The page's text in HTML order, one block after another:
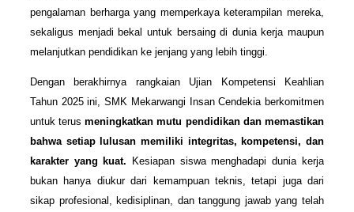
pengalaman berharga yang memperkaya keterampilan mereka,
sekaligus menjadi bekal untuk bersaing di dunia kerja maupun
melanjutkan pendidikan ke jenjang yang lebih tinggi.
Dengan berakhirnya rangkaian Ujian Kompetensi Keahlian
Tahun 2025 ini, SMK Mekarwangi Insan Cendekia berkomitmen
untuk terus meningkatkan mutu pendidikan dan memastikan
bahwa setiap lulusan memiliki integritas, kompetensi, dan
karakter yang kuat. Kesiapan siswa menghadapi dunia kerja
bukan hanya diukur dari kemampuan teknis, tetapi juga dari
sikap profesional, kedisiplinan, dan tanggung jawab yang telah